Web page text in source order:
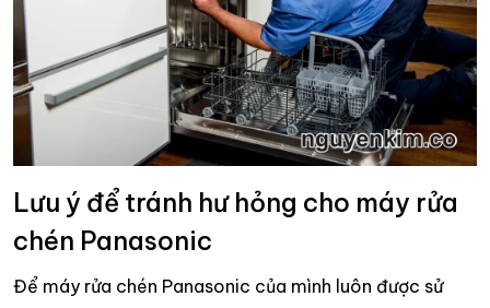
Lưu ý để tránh hư hỏng cho máy rửa
chén Panasonic
Để máy rửa chén Panasonic của mình luôn được sử